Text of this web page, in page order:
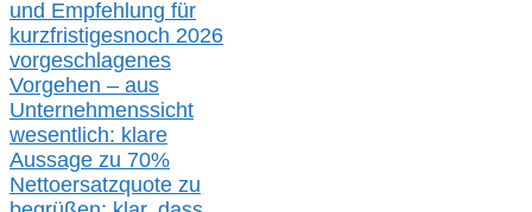
und Empfehlung für
kurzfristigesnoch 2026
vorgeschlagenes
Vorgehen – aus
Unternehmenssicht
wesentlich: klare
Aussage zu 70%
Nettoersatzquote zu